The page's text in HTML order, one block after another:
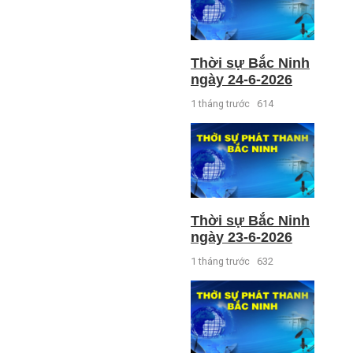
Thời sự Bắc Ninh
ngày 24-6-2026
1 tháng trước 614
Thời sự Bắc Ninh
ngày 23-6-2026
1 tháng trước 632